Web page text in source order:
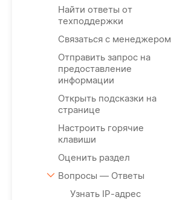
Найти ответы от
техподдержки
Связаться с менеджером
Отправить запрос на
предоставление
информации
Открыть подсказки на
странице
Настроить горячие
клавиши
Оценить раздел
Вопросы — Ответы
Узнать IP-адрес